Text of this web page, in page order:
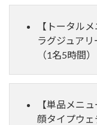
【トータルメ
ラグジュア
（1名5時間）
ドレス＆カラード
ロデュース！～
【単品メニュ
顔タイプウ